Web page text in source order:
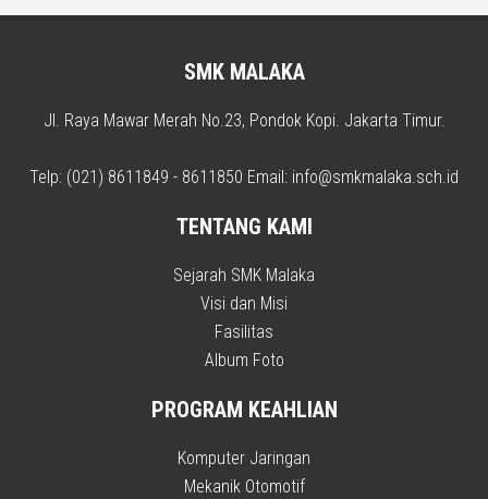
SMK MALAKA
Jl. Raya Mawar Merah No.23, Pondok Kopi. Jakarta Timur.
Telp: (021) 8611849 - 8611850 Email: info@smkmalaka.sch.id
TENTANG KAMI
Sejarah SMK Malaka
Visi dan Misi
Fasilitas
Album Foto
PROGRAM KEAHLIAN
Komputer Jaringan
Mekanik Otomotif